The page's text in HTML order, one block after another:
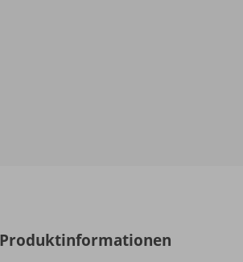
Produktinformationen